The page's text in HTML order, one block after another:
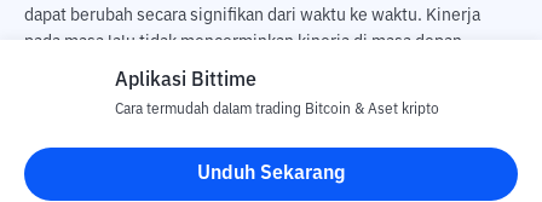
dapat berubah secara signifikan dari waktu ke waktu. Kinerja
pada masa lalu tidak mencerminkan kinerja di masa depan.
Terdapat risiko kehilangan sebagai dampak dari membeli dan
pengguna. PT Utama Aset Digital Indonesia (Bittime) tidak
bertanggung jawab atas perubahan fluktuasi dari nilai tukar Aset
Kripto.
Aplikasi Bittime
Cara termudah dalam trading Bitcoin & Aset kripto
Unduh Sekarang